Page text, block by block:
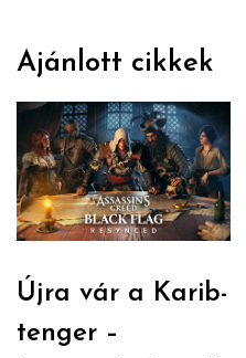
Ajánlott cikkek
Újra vár a Karib-
tenger –